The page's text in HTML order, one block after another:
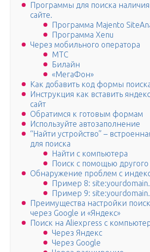
Программы для поиска
сайте.
Программа Majento
Программа Xenu
Через мобильного оператора
МТС
Билайн
«МегаФон»
Как добавить код формы
Инструкция как вставить
сайт
Обратимся к готовым формам
Используйте автозаполнение
“Найти устройство” –
для поиска
Найти с компьютера
Поиск с помощью
Обнаружение проблем с
Пример 8:
Пример 9:
Преимущества настройки
через Google и «Яндекс»
Поиск на Aliexpress с
Через Яндекс
Через Google